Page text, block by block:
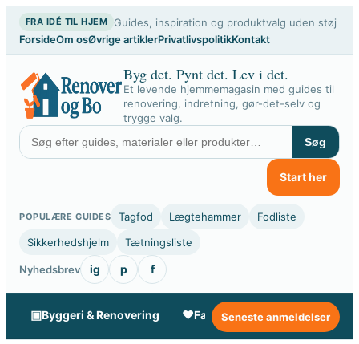
Spring
indhold
FRA IDÉ TIL HJEM Guides, inspiration og produktvalg uden støj
ForsideOm osØvrige artiklerPrivatlivspolitikKontakt
Byg det. Pynt det. Lev i det.
Et levende hjemmemagasin med guides til
renovering, indretning, gør-det-selv og
trygge valg.
Søg
Start her
POPULÆRE GUIDES Tagfod Lægtehammer
Fodliste
Sikkerhedshjelm
Tætningsliste
Nyhedsbrev ig p f
▣Byggeri & Renovering ♥Familie & Livsstil ✦Gør-
Seneste anmeldelser